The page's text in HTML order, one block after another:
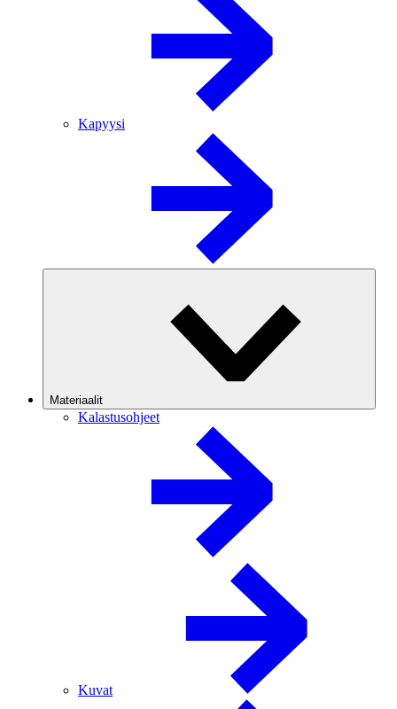
Kapyysi
Materiaalit
Kalastusohjeet
Kuvat